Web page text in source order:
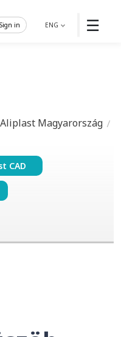
☰
ENG
Sign in
Aliplast Magyarország
CAD